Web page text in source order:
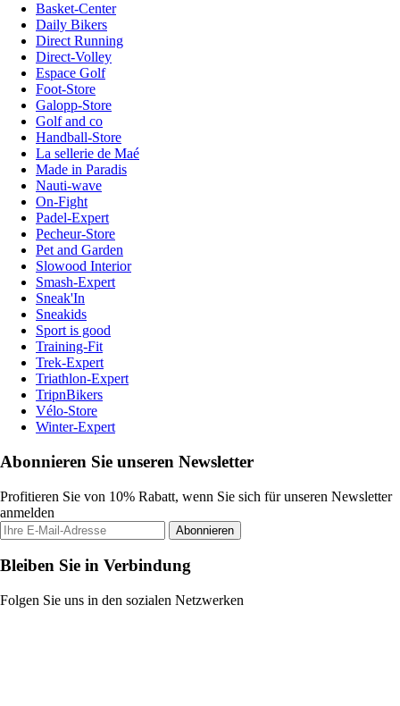
Basket-Center
Daily Bikers
Direct Running
Direct-Volley
Espace Golf
Foot-Store
Galopp-Store
Golf and co
Handball-Store
La sellerie de Maé
Made in Paradis
Nauti-wave
On-Fight
Padel-Expert
Pecheur-Store
Pet and Garden
Slowood Interior
Smash-Expert
Sneak'In
Sneakids
Sport is good
Training-Fit
Trek-Expert
Triathlon-Expert
TripnBikers
Vélo-Store
Winter-Expert
Abonnieren Sie unseren Newsletter
Profitieren Sie von 10% Rabatt, wenn Sie sich für unseren Newsletter
anmelden
Abonnieren
Bleiben Sie in Verbindung
Folgen Sie uns in den sozialen Netzwerken